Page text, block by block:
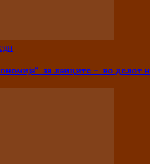
за лаиците – во делот